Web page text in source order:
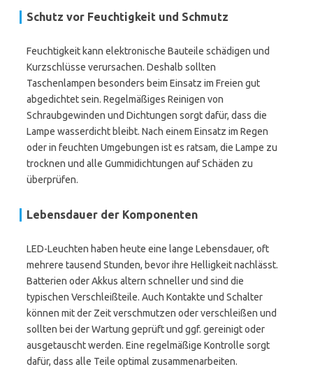
Schutz vor Feuchtigkeit und Schmutz
Feuchtigkeit kann elektronische Bauteile schädigen und
Kurzschlüsse verursachen. Deshalb sollten
Taschenlampen besonders beim Einsatz im Freien gut
abgedichtet sein. Regelmäßiges Reinigen von
Schraubgewinden und Dichtungen sorgt dafür, dass die
Lampe wasserdicht bleibt. Nach einem Einsatz im Regen
oder in feuchten Umgebungen ist es ratsam, die Lampe zu
trocknen und alle Gummidichtungen auf Schäden zu
überprüfen.
Lebensdauer der Komponenten
LED-Leuchten haben heute eine lange Lebensdauer, oft
mehrere tausend Stunden, bevor ihre Helligkeit nachlässt.
Batterien oder Akkus altern schneller und sind die
typischen Verschleißteile. Auch Kontakte und Schalter
können mit der Zeit verschmutzen oder verschleißen und
sollten bei der Wartung geprüft und ggf. gereinigt oder
ausgetauscht werden. Eine regelmäßige Kontrolle sorgt
dafür, dass alle Teile optimal zusammenarbeiten.